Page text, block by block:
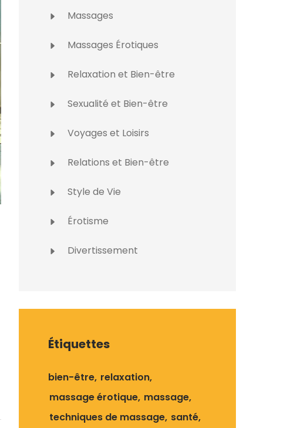
Massages
Massages Érotiques
Relaxation et Bien-être
Sexualité et Bien-être
Voyages et Loisirs
Relations et Bien-être
Style de Vie
Érotisme
Divertissement
Étiquettes
bien-être relaxation
massage érotique massage
techniques de massage santé